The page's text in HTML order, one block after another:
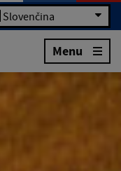
Slovenčina
Menu